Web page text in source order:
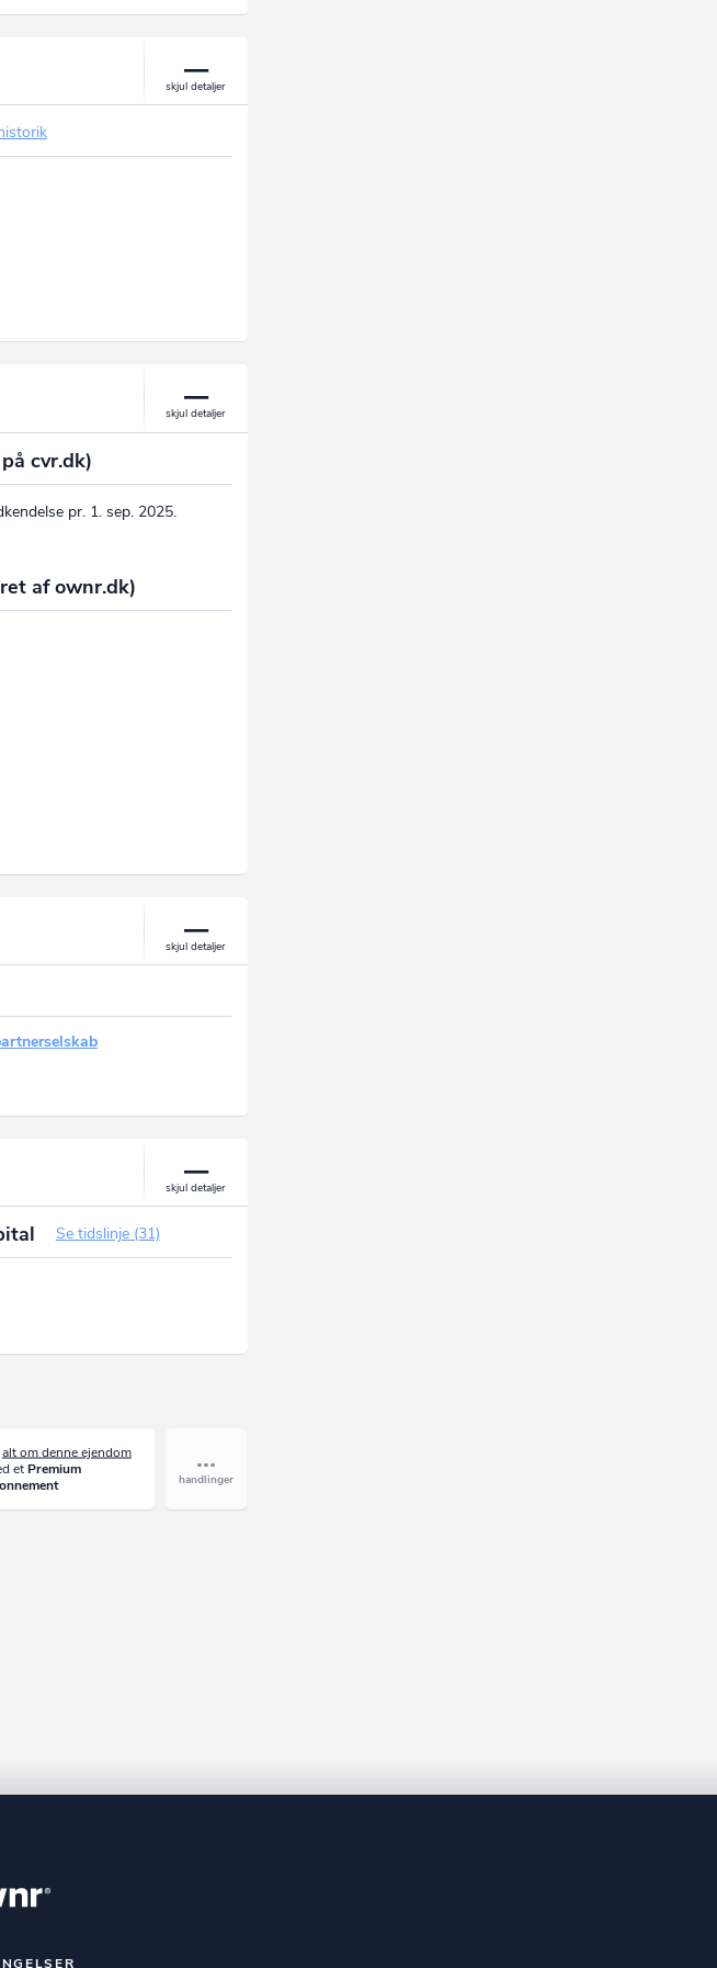
cvr.dk)
pr. 1. sep. 2025.
af ownr.dk)
Se tidslinje (31)
alt om denne ejendom
et Premium